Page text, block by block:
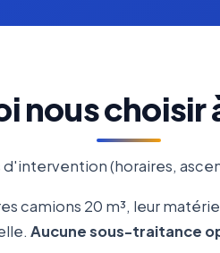
nous choisir
(horaires,
camions 20 m³, leur
Aucune sous-traitance